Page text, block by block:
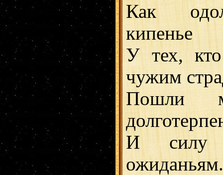
Как
кипенье
У тех,
чужим
Пошли
И силу
ожиданьям.